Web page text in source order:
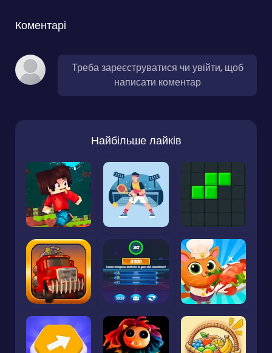
Коментарі
Треба зареєструватися чи увійти, щоб
написати коментар
Найбільше лайків